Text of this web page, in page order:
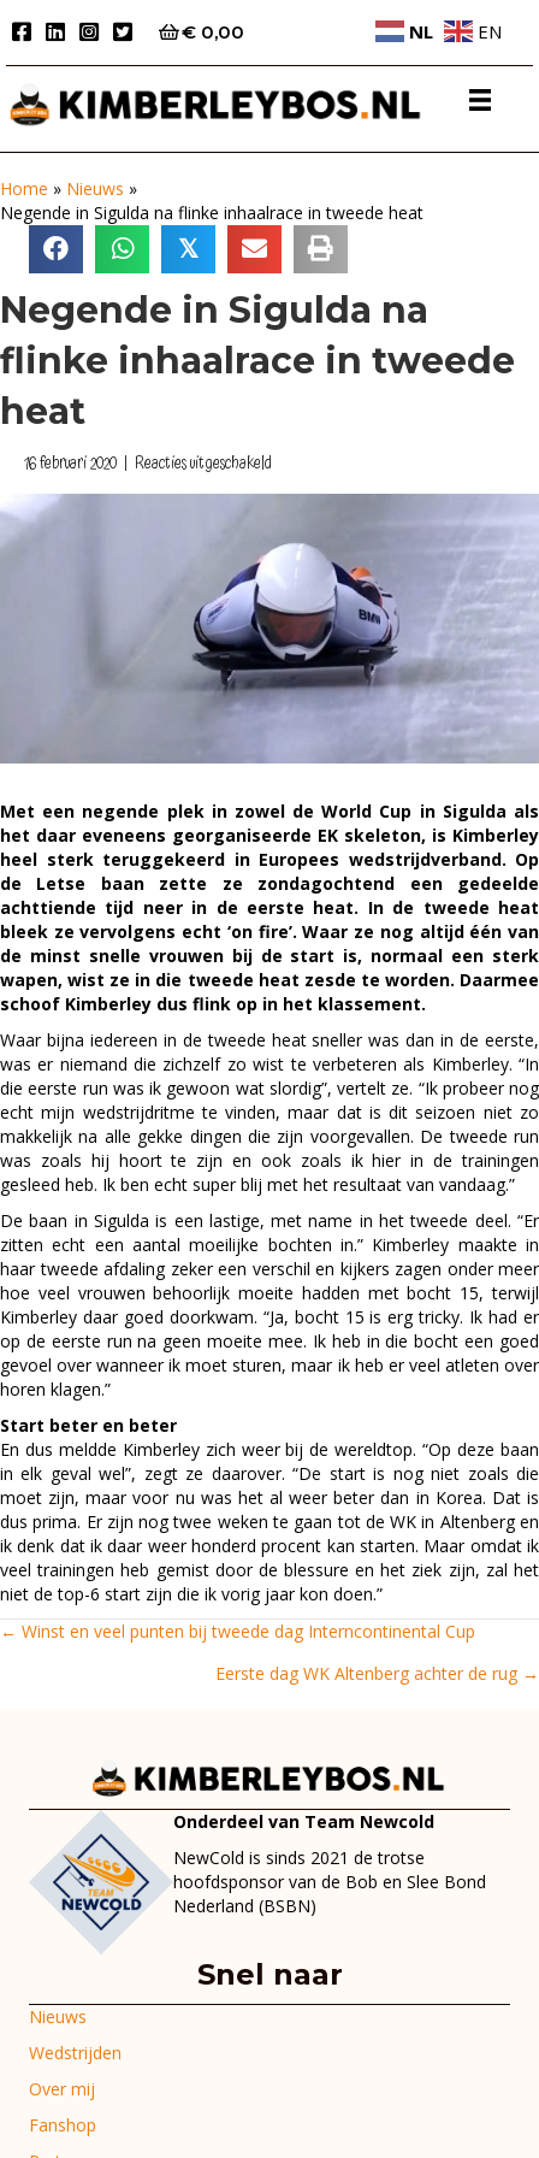
€ 0,00 NL EN
Home » Nieuws »
Negende in Sigulda na flinke inhaalrace in tweede heat
𝕏
Negende in Sigulda na
flinke inhaalrace in tweede
heat
16 februari 2020 | Reacties uitgeschakeld
na
flinke
inhaalrace
in
tweede
heat
Met een negende plek in zowel de World Cup in Sigulda als
het daar eveneens georganiseerde EK skeleton, is Kimberley
heel sterk teruggekeerd in Europees wedstrijdverband. Op
de Letse baan zette ze zondagochtend een gedeelde
achttiende tijd neer in de eerste heat. In de tweede heat
bleek ze vervolgens echt ‘on fire’. Waar ze nog altijd één van
de minst snelle vrouwen bij de start is, normaal een sterk
wapen, wist ze in die tweede heat zesde te worden. Daarmee
schoof Kimberley dus flink op in het klassement.
Waar bijna iedereen in de tweede heat sneller was dan in de eerste,
was er niemand die zichzelf zo wist te verbeteren als Kimberley. “In
die eerste run was ik gewoon wat slordig”, vertelt ze. “Ik probeer nog
echt mijn wedstrijdritme te vinden, maar dat is dit seizoen niet zo
makkelijk na alle gekke dingen die zijn voorgevallen. De tweede run
was zoals hij hoort te zijn en ook zoals ik hier in de trainingen
gesleed heb. Ik ben echt super blij met het resultaat van vandaag.”
De baan in Sigulda is een lastige, met name in het tweede deel. “Er
zitten echt een aantal moeilijke bochten in.” Kimberley maakte in
haar tweede afdaling zeker een verschil en kijkers zagen onder meer
hoe veel vrouwen behoorlijk moeite hadden met bocht 15, terwijl
Kimberley daar goed doorkwam. “Ja, bocht 15 is erg tricky. Ik had er
op de eerste run na geen moeite mee. Ik heb in die bocht een goed
gevoel over wanneer ik moet sturen, maar ik heb er veel atleten over
horen klagen.”
Start beter en beter
En dus meldde Kimberley zich weer bij de wereldtop. “Op deze baan
in elk geval wel”, zegt ze daarover. “De start is nog niet zoals die
moet zijn, maar voor nu was het al weer beter dan in Korea. Dat is
dus prima. Er zijn nog twee weken te gaan tot de WK in Altenberg en
ik denk dat ik daar weer honderd procent kan starten. Maar omdat ik
veel trainingen heb gemist door de blessure en het ziek zijn, zal het
niet de top-6 start zijn die ik vorig jaar kon doen.”
Posts
← Winst en veel punten bij tweede dag Interncontinental Cup
Eerste dag WK Altenberg achter de rug →
Onderdeel van Team Newcold
NewCold is sinds 2021 de trotse
hoofdsponsor van de Bob en Slee Bond
Nederland (BSBN)
Snel naar
Nieuws
Wedstrijden
Over mij
Fanshop